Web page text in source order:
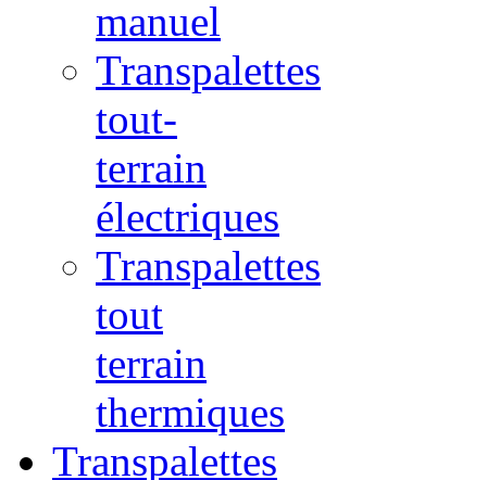
manuel
Transpalettes
tout-
terrain
électriques
Transpalettes
tout
terrain
thermiques
Transpalettes